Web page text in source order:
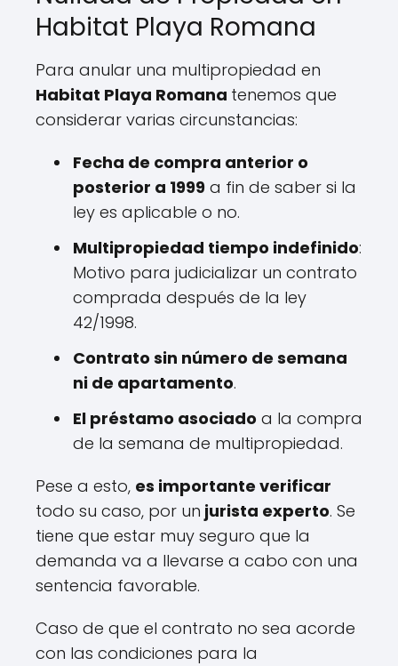
Habitat Playa Romana
Para anular una multipropiedad en
Habitat Playa Romana tenemos que
considerar varias circunstancias:
Fecha de compra anterior o
posterior a 1999 a fin de saber si la
ley es aplicable o no.
Multipropiedad tiempo indefinido:
Motivo para judicializar un contrato
comprada después de la ley
42/1998.
Contrato sin número de semana
ni de apartamento.
El préstamo asociado a la compra
de la semana de multipropiedad.
Pese a esto, es importante verificar
todo su caso, por un jurista experto. Se
tiene que estar muy seguro que la
demanda va a llevarse a cabo con una
sentencia favorable.
Caso de que el contrato no sea acorde
con las condiciones para la